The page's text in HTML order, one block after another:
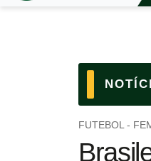
FUTEBOL -